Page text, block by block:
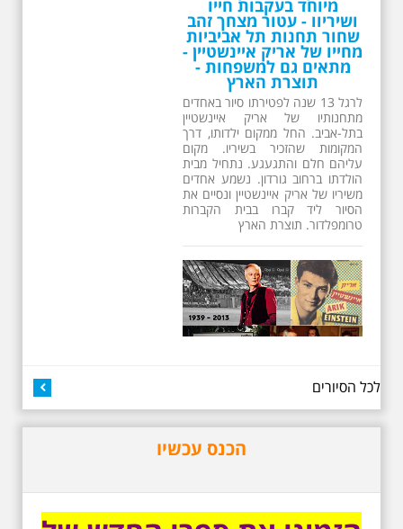
26.6.2026 - שישי בבוקר
ב 10:00 אריק איינשטיין
סיור מיוחד בעקבות חייו
ושיריו - עטור מצחך זהב
שחור תחנות תל אביביות
מחייו של אריק איינשטיין -
מתאים גם למשפחות -
תוצרת הארץ
13 שנים לפטירתו של זמר ענק. סיור
באחדים מתחנותיו של אריק איינשטיין
בתל-אביב. החל ממקום ילדותו, דרך
המקומות שהזכיר בשיריו. מקום
עליהם חלם והתגעגע. נתחיל מבית
הולדתו ברחוב גורדון. נשמע אחדים
משיריו של אריק איינשטיין ונסיים את
הסיור ליד קברו בבית הקברות
טרומפלדור. תוצרת הארץ
סיור בסימן עשור
עטור מצחך זהב שחור
תחנות תל אביביות מחייו
לכל הסיורים
הכנס עכשיו